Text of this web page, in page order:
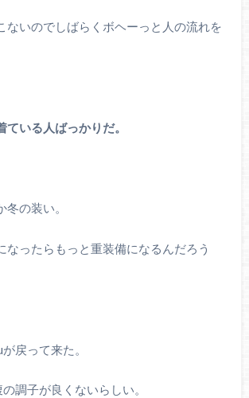
ないのでしばらくボヘーっと人の流れを
ている人ばっかりだ。
の装い。
なったらもっと重装備になるんだろう
戻って来た。
調子が良くないらしい。